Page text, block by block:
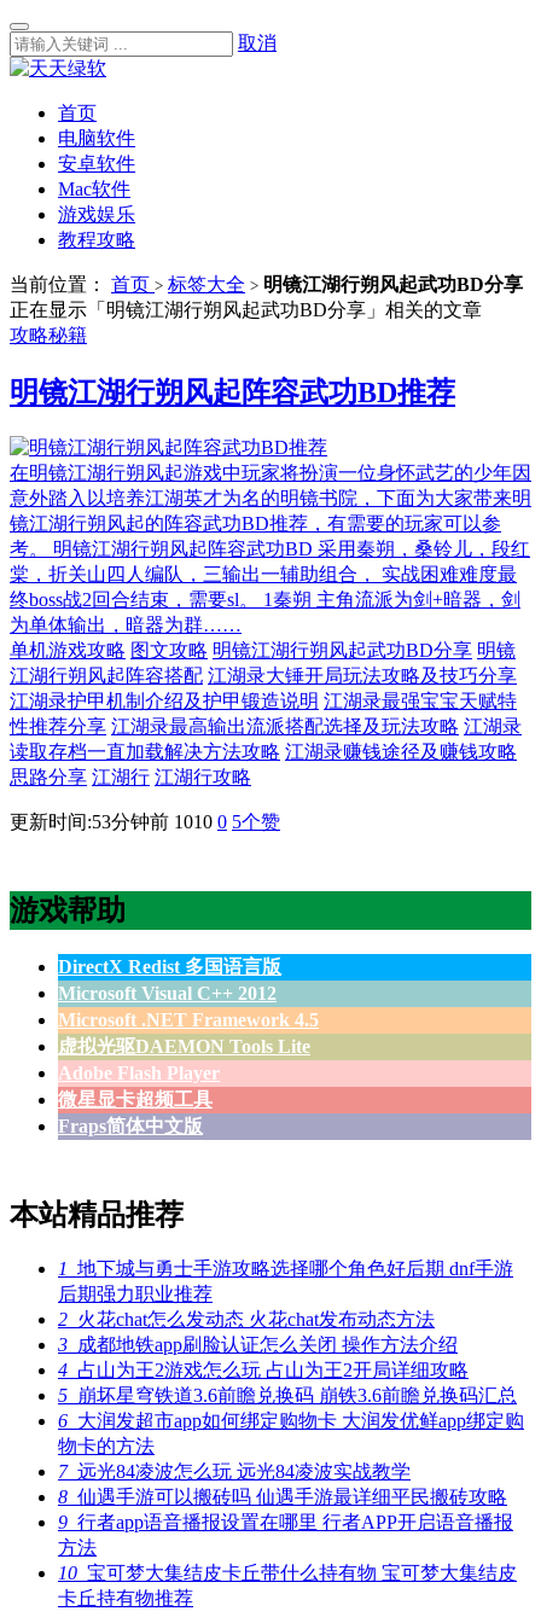
取消
首页
电脑软件
安卓软件
Mac软件
游戏娱乐
教程攻略
当前位置： 首页 > 标签大全 > 明镜江湖行朔风起武功BD分享
正在显示「明镜江湖行朔风起武功BD分享」相关的文章
攻略秘籍
明镜江湖行朔风起阵容武功BD推荐
在明镜江湖行朔风起游戏中玩家将扮演一位身怀武艺的少年因
意外踏入以培养江湖英才为名的明镜书院，下面为大家带来明
镜江湖行朔风起的阵容武功BD推荐，有需要的玩家可以参
考。 明镜江湖行朔风起阵容武功BD 采用秦朔，桑铃儿，段红
棠，折关山四人编队，三输出一辅助组合， 实战困难难度最
终boss战2回合结束，需要sl。 1秦朔 主角流派为剑+暗器，剑
为单体输出，暗器为群……
单机游戏攻略 图文攻略 明镜江湖行朔风起武功BD分享 明镜
江湖行朔风起阵容搭配 江湖录大锤开局玩法攻略及技巧分享
江湖录护甲机制介绍及护甲锻造说明 江湖录最强宝宝天赋特
性推荐分享 江湖录最高输出流派搭配选择及玩法攻略 江湖录
读取存档一直加载解决方法攻略 江湖录赚钱途径及赚钱攻略
思路分享 江湖行 江湖行攻略
更新时间:53分钟前 1010 0 5个赞
游戏帮助
DirectX Redist 多国语言版
Microsoft Visual C++ 2012
Microsoft .NET Framework 4.5
虚拟光驱DAEMON Tools Lite
Adobe Flash Player
微星显卡超频工具
Fraps简体中文版
本站精品推荐
1 地下城与勇士手游攻略选择哪个角色好后期 dnf手游
后期强力职业推荐
2 火花chat怎么发动态 火花chat发布动态方法
3 成都地铁app刷脸认证怎么关闭 操作方法介绍
4 占山为王2游戏怎么玩 占山为王2开局详细攻略
5 崩坏星穹铁道3.6前瞻兑换码 崩铁3.6前瞻兑换码汇总
6 大润发超市app如何绑定购物卡 大润发优鲜app绑定购
物卡的方法
7远光84凌波怎么玩 远光84凌波实战教学
8 仙遇手游可以搬砖吗 仙遇手游最详细平民搬砖攻略
9 行者app语音播报设置在哪里 行者APP开启语音播报
方法
10 宝可梦大集结皮卡丘带什么持有物 宝可梦大集结皮
卡丘持有物推荐